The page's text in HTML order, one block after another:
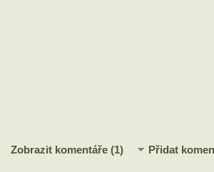
Zobrazit komentáře (1) Přidat